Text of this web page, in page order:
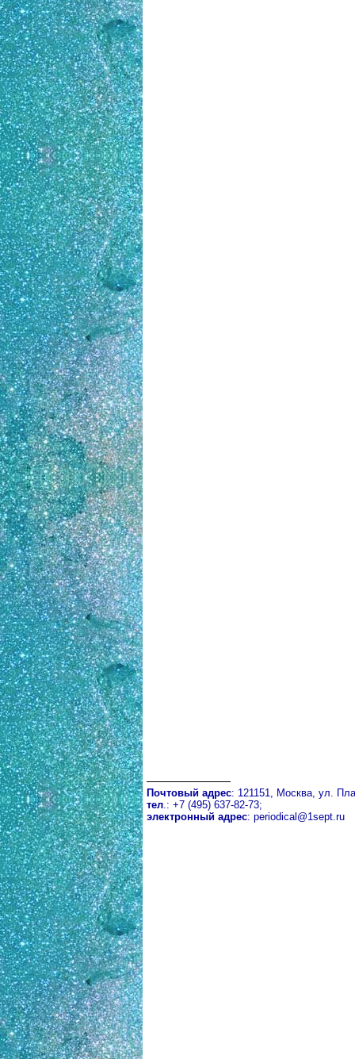
Почтовый адрес: 121151, Москва, ул.
тел.: +7 (495) 637-82-73;
электронный адрес: periodical@1sept.ru